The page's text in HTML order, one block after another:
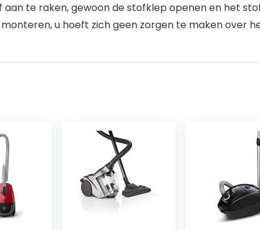
te raken, gewoon de stofklep openen en het
u hoeft zich geen zorgen te maken over